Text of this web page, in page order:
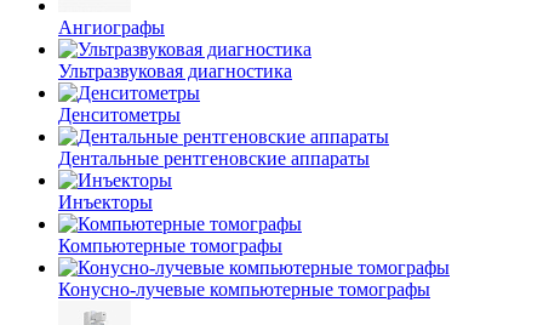
Ангиографы
Ультразвуковая диагностика
Денситометры
Дентальные рентгеновские аппараты
Инъекторы
Компьютерные томографы
Конусно-лучевые компьютерные томографы